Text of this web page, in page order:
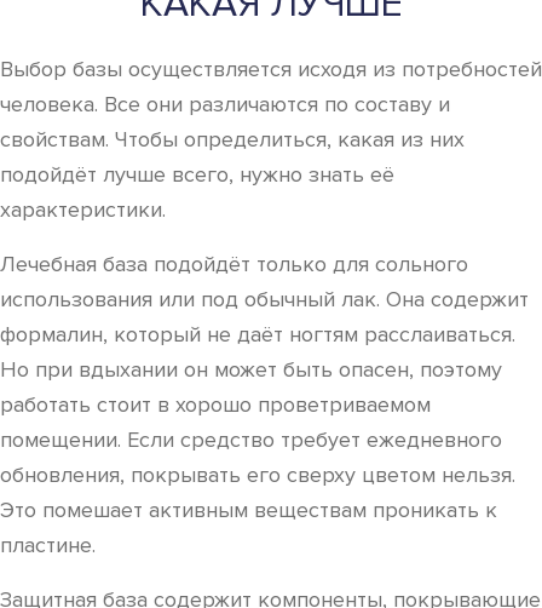
Выбор базы осуществляется исходя из потребностей
человека. Все они различаются по составу и
свойствам. Чтобы определиться, какая из них
подойдёт лучше всего, нужно знать её
характеристики.
Лечебная база подойдёт только для сольного
использования или под обычный лак. Она содержит
формалин, который не даёт ногтям расслаиваться.
Но при вдыхании он может быть опасен, поэтому
работать стоит в хорошо проветриваемом
помещении. Если средство требует ежедневного
обновления, покрывать его сверху цветом нельзя.
Это помешает активным веществам проникать к
пластине.
Защитная база содержит компоненты, покрывающие